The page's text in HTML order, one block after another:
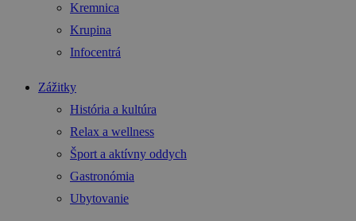
Kremnica
Krupina
Infocentrá
Zážitky
História a kultúra
Relax a wellness
Šport a aktívny oddych
Gastronómia
Ubytovanie